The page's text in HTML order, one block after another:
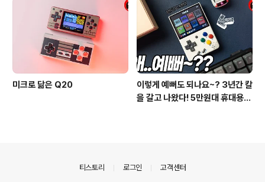
미크로 닮은 Q20
이렇게 예뻐도 되나요~? 3년간 칼
을 갈고 나왔다! 5만원대 휴대용
티스토리 로그인 고객센터